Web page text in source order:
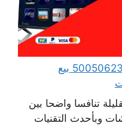
بيع تلفزيونات شاشات الكويت 50050623 بيع
تنافسا واضحا بين
وبأحدث التقنيات